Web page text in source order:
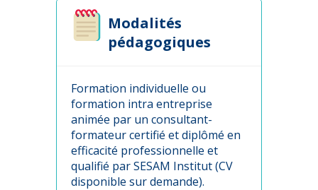
Modalités
pédagogiques
Formation individuelle ou
formation intra entreprise
animée par un consultant-
formateur certifié et diplômé en
efficacité professionnelle et
qualifié par SESAM Institut (CV
disponible sur demande).